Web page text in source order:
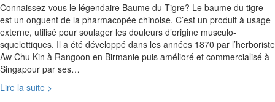
Connaissez-vous le légendaire Baume du Tigre? Le baume du tigre
est un onguent de la pharmacopée chinoise. C’est un produit à usage
externe, utilisé pour soulager les douleurs d’origine musculo-
squelettiques. Il a été développé dans les années 1870 par l’herboriste
Aw Chu Kin à Rangoon en Birmanie puis amélioré et commercialisé à
Singapour par ses…
Lire la suite >